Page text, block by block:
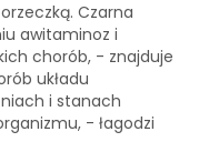
Czarna
awitaminoz i
chorób, - znajduje
układu
i stanach
- łagodzi